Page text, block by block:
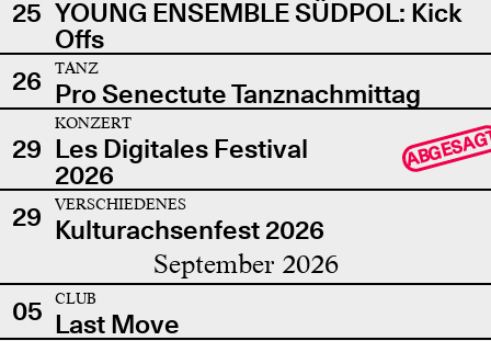
25 YOUNG ENSEMBLE SÜDPOL: Kick
Offs
26
TANZ
Pro Senectute Tanznachmittag
29
KONZERT
Les Digitales Festival
2026
29 VERSCHIEDENES
Kulturachsenfest 2026
September 2026
05 CLUB
Last Move